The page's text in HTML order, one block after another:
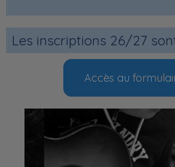
Les inscriptions 26/27
Accès au